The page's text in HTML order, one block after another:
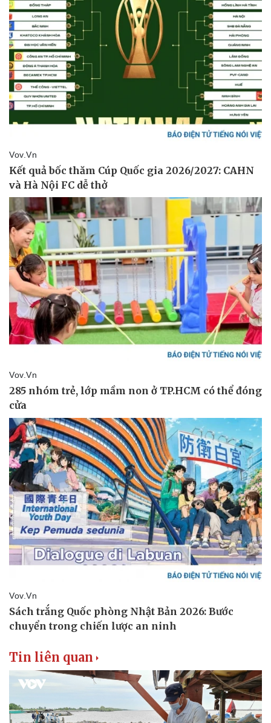
Thể thao
Bóng đá
Lịch thi đấu bóng đá
Thế giới thể thao
eSports
Hậu trường
Ô tô - Xe máy
Xe máy
Tư vấn
Tin liên quan